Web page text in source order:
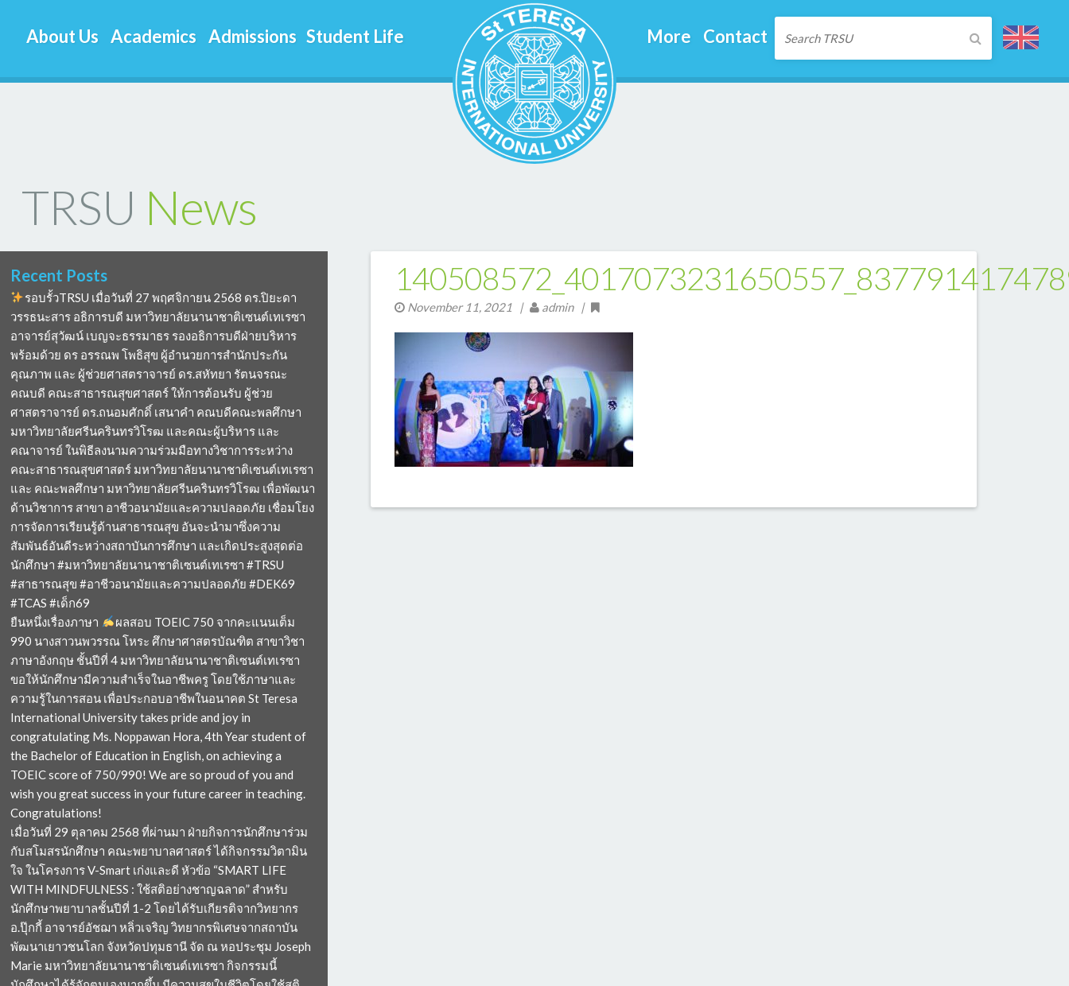
About Us Academics Admissions Student Life More Contact
TRSU News
Recent Posts
รอบรั้วTRSU เมื่อวันที่ 27 พฤศจิกายน 2568 ดร.ปิยะดา
วรรธนะสาร อธิการบดี มหาวิทยาลัยนานาชาติเซนต์เทเรซา
อาจารย์สุวัฒน์ เบญจะธรรมาธร รองอธิการบดีฝ่ายบริหาร
พร้อมด้วย ดร อรรณพ โพธิสุข ผู้อำนวยการสำนักประกัน
คุณภาพ และ ผู้ช่วยศาสตราจารย์ ดร.สหัทยา รัตนจรณะ
คณบดี คณะสาธารณสุขศาสตร์ ให้การต้อนรับ ผู้ช่วย
ศาสตราจารย์ ดร.ถนอมศักดิ์ เสนาคำ คณบดีคณะพลศึกษา
มหาวิทยาลัยศรีนครินทรวิโรฒ และคณะผู้บริหาร และ
คณาจารย์ ในพิธีลงนามความร่วมมือทางวิชาการระหว่าง
คณะสาธารณสุขศาสตร์ มหาวิทยาลัยนานาชาติเซนต์เทเรซา
และ คณะพลศึกษา มหาวิทยาลัยศรีนครินทรวิโรฒ เพื่อพัฒนา
ด้านวิชาการ สาขา อาชีวอนามัยและความปลอดภัย เชื่อมโยง
การจัดการเรียนรู้ด้านสาธารณสุข อันจะนำมาซึ่งความ
สัมพันธ์อันดีระหว่างสถาบันการศึกษา และเกิดประสูงสุดต่อ
นักศึกษา #มหาวิทยาลัยนานาชาติเซนต์เทเรซา #TRSU
#สาธารณสุข #อาชีวอนามัยและความปลอดภัย #DEK69
#TCAS #เด็ก69
ยืนหนึ่งเรื่องภาษา
ผลสอบ TOEIC 750 จากคะแนนเต็ม
990 นางสาวนพวรรณ โหระ ศึกษาศาสตรบัณฑิต สาขาวิชา
ภาษาอังกฤษ ชั้นปีที่ 4 มหาวิทยาลัยนานาชาติเซนต์เทเรซา
ขอให้นักศึกษามีความสำเร็จในอาชีพครู โดยใช้ภาษาและ
ความรู้ในการสอน เพื่อประกอบอาชีพในอนาคต St Teresa
International University takes pride and joy in
congratulating Ms. Noppawan Hora, 4th Year student of
the Bachelor of Education in English, on achieving a
TOEIC score of 750/990! We are so proud of you and
wish you great success in your future career in teaching.
Congratulations!
เมื่อวันที่ 29 ตุลาคม 2568 ที่ผ่านมา ฝ่ายกิจการนักศึกษาร่วม
กับสโมสรนักศึกษา คณะพยาบาลศาสตร์ ได้กิจกรรมวิตามิน
ใจ ในโครงการ V-Smart เก่งและดี หัวข้อ “SMART LIFE
WITH MINDFULNESS : ใช้สติอย่างชาญฉลาด” สำหรับ
นักศึกษาพยาบาลชั้นปีที่ 1-2 โดยได้รับเกียรติจากวิทยากร
อ.ปุ๊กกี้ อาจารย์อัชฌา หลิ่วเจริญ วิทยากรพิเศษจากสถาบัน
พัฒนาเยาวชนโลก จังหวัดปทุมธานี จัด ณ หอประชุม Joseph
Marie มหาวิทยาลัยนานาชาติเซนต์เทเรซา กิจกรรมนี้
November 11, 2021| admin |